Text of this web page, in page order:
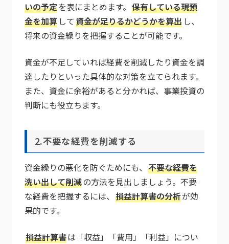
いの予定を表にまとめます。 保有している現預
金を加算 して資金が足りるかどうかを算出 し、
将来の資金繰りを把握することが可能です。
資金が不足していれば経費を削減したり資金を調
達したりといった具体的な対策を立てられます。
また、資金に余裕があると分かれば、事業投資の
判断にも役立ちます。
2.不要な経費を削減する
資金繰りの悪化を防ぐためにも、 不要な経費を
洗い出して削減の方法を見出しましょう。不要
な経費を把握するには、 損益計算書の分析が効
果的です。
損益計算書は「収益」「費用」「利益」につい